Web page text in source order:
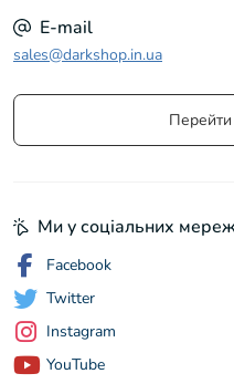
E-mail
sales@darkshop.in.ua
Перейти
Ми у соціальних
Facebook
Twitter
Instagram
YouTube